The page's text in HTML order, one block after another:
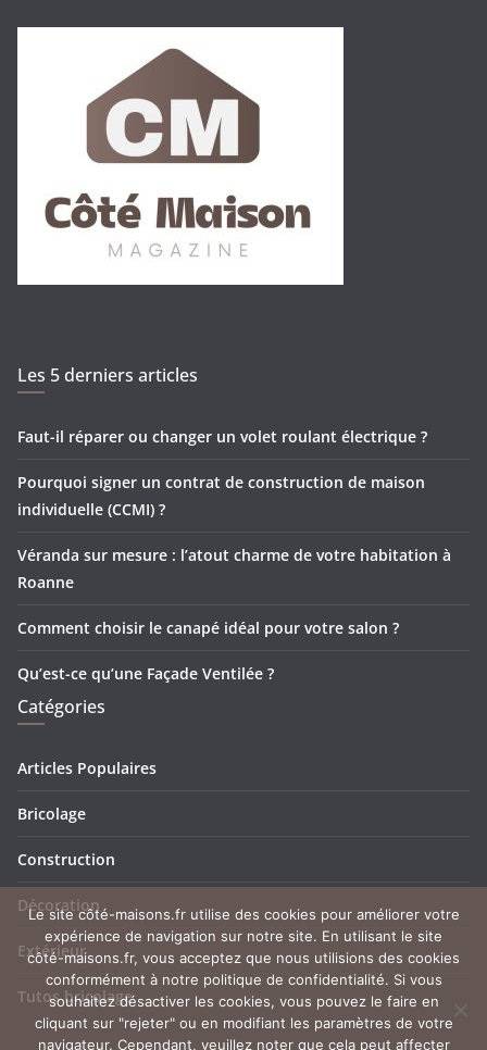
Les 5 derniers articles
Faut-il réparer ou changer un volet roulant électrique ?
Pourquoi signer un contrat de construction de maison
individuelle (CCMI) ?
Véranda sur mesure : l’atout charme de votre habitation à
Roanne
Comment choisir le canapé idéal pour votre salon ?
Qu’est-ce qu’une Façade Ventilée ?
Catégories
Articles Populaires
Bricolage
Construction
Décoration
Extérieur
Tutos bricolage
Le site côté-maisons.fr utilise des cookies pour améliorer votre
expérience de navigation sur notre site. En utilisant le site
côté-maisons.fr, vous acceptez que nous utilisions des cookies
conformément à notre politique de confidentialité. Si vous
souhaitez désactiver les cookies, vous pouvez le faire en
cliquant sur "rejeter" ou en modifiant les paramètres de votre
navigateur. Cependant, veuillez noter que cela peut affecter